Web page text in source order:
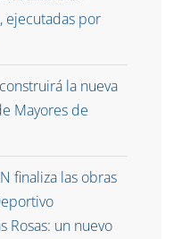
ejecutadas por
la nueva
Mayores de
finaliza las obras
Rosas: un nuevo